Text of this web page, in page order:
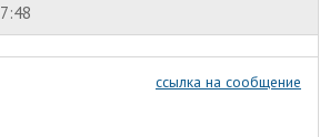
ссылка на сообщение